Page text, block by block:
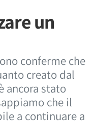
un
conferme che
creato dal
ancora stato
che il
a continuare a